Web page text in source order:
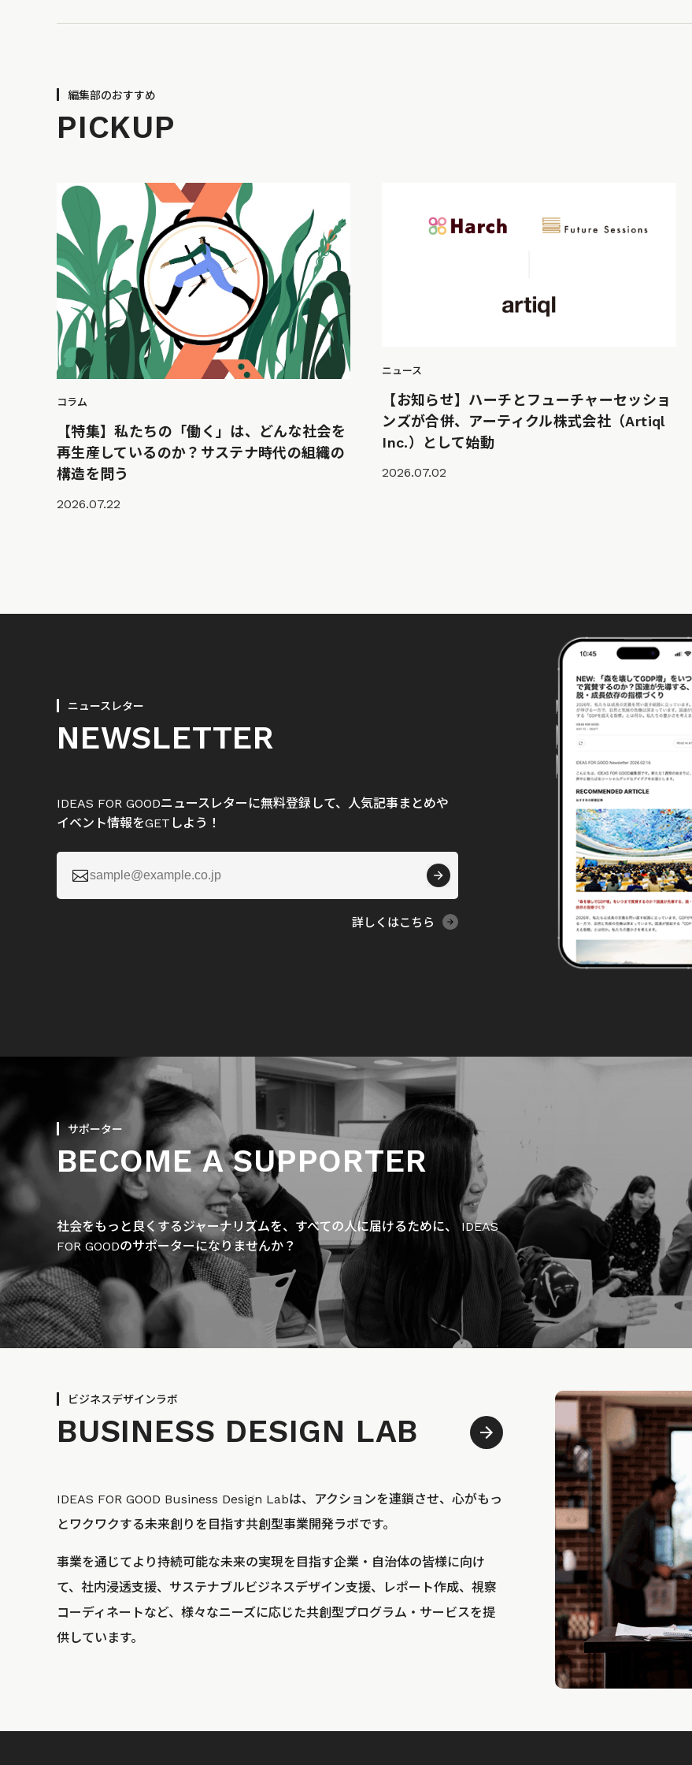
編集部のおすすめ
PICKUP
コラム
【特集】私たちの「働く」は、どんな社会を
再生産しているのか？サステナ時代の組織の
構造を問う
2026.07.22
ニュース
【お知らせ】ハーチとフューチャーセッショ
ンズが合併、アーティクル株式会社（Artiql
Inc.）として始動
2026.07.02
ニュースレター
NEWSLETTER
IDEAS FOR GOODニュースレターに無料登録して、人気記事まとめや
イベント情報をGETしよう！

詳しくはこちら
サポーター
BECOME A SUPPORTER
社会をもっと良くするジャーナリズムを、すべての人に届けるために、 IDEAS
FOR GOODのサポーターになりませんか？
ビジネスデザインラボ
BUSINESS DESIGN LAB
IDEAS FOR GOOD Business Design Labは、アクションを連鎖させ、心がもっ
とワクワクする未来創りを目指す共創型事業開発ラボです。
事業を通じてより持続可能な未来の実現を目指す企業・自治体の皆様に向け
て、社内浸透支援、サステナブルビジネスデザイン支援、レポート作成、視察
コーディネートなど、様々なニーズに応じた共創型プログラム・サービスを提
供しています。